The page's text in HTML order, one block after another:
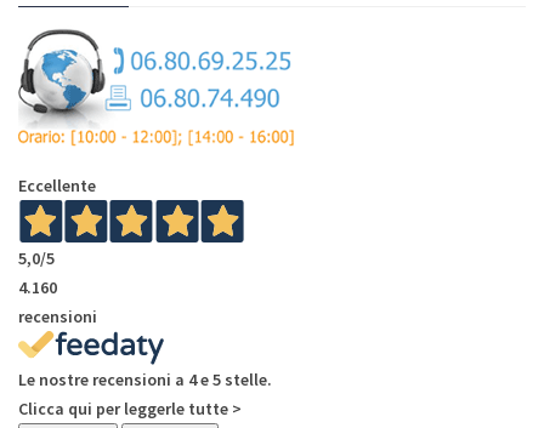
Eccellente
5,0/5
4.160
recensioni
Le nostre recensioni a 4 e 5 stelle.
Clicca qui per leggerle tutte >